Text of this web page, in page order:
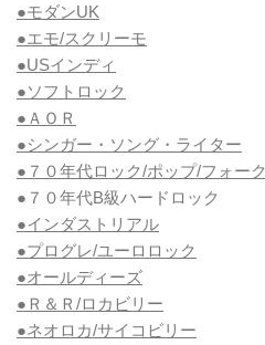
●モダンUK
●エモ/スクリーモ
●USインディ
●ソフトロック
●ＡＯＲ
●シンガー・ソング・ライター
●７０年代ロック/ポップ/フォーク
●７０年代B級ハードロック
●インダストリアル
●プログレ/ユーロロック
●オールディーズ
●Ｒ＆Ｒ/ロカビリー
●ネオロカ/サイコビリー